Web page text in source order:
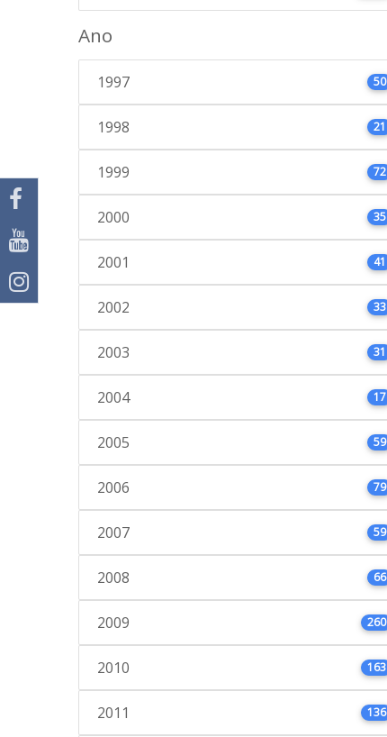
Ano
1997 50
1998 21
1999 72
2000 35
2001 41
2002 33
2003 31
2004 17
2005 59
2006 79
2007 59
2008 66
2009 260
2010 163
2011 136